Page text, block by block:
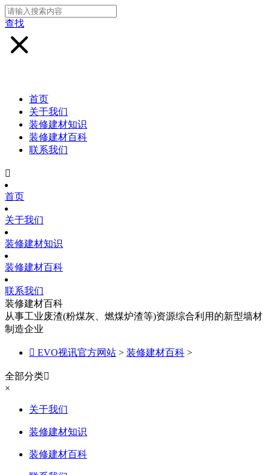
查找
首页
关于我们
装修建材知识
装修建材百科
联系我们

首页
关于我们
装修建材知识
装修建材百科
联系我们
装修建材百科
从事工业废渣(粉煤灰、燃煤炉渣等)资源综合利用的新型墙材
制造企业
 EVO视讯官方网站 > 装修建材百科 >
全部分类
×
关于我们
装修建材知识
装修建材百科